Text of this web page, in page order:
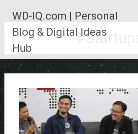
konten
WD-IQ.com | Personal
Blog & Digital Ideas
Hub
#Startups